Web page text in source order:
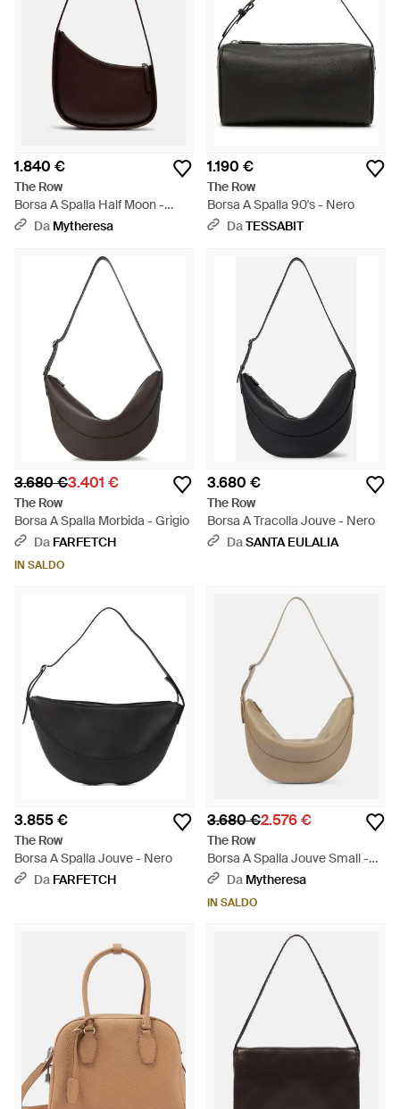
1.840 €
The Row
Borsa A Spalla Half Moon -
Marrone
Da Mytheresa
1.190 €
The Row
Borsa A Spalla 90's - Nero
DaTESSABIT
3.680 €3.401 €
The Row
Borsa A Spalla Morbida - Grigio
Da FARFETCH
IN SALDO
3.680 €
The Row
Borsa A Tracolla Jouve - Nero
DaSANTA EULALIA
3.855 €
The Row
Borsa A Spalla Jouve - Nero
Da FARFETCH
3.680 €2.576 €
The Row
Borsa A Spalla Jouve Small -
Bianco
Da Mytheresa
IN SALDO